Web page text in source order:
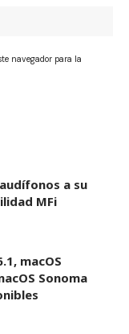
navegador para la
a su
MFi
macOS
Sonoma